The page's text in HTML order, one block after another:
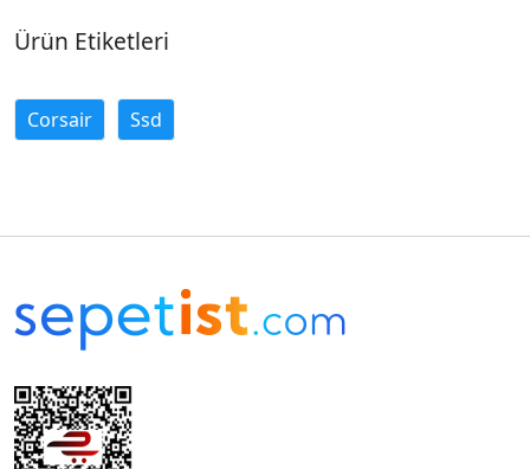
Ürün Etiketleri
Corsair Ssd